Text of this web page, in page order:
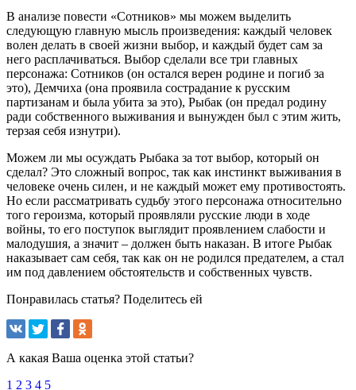
В анализе повести «Сотников» мы можем выделить
следующую главную мысль произведения: каждый человек
волен делать в своей жизни выбор, и каждый будет сам за
него расплачиваться. Выбор сделали все три главных
персонажа: Сотников (он остался верен родине и погиб за
это), Демчиха (она проявила сострадание к русским
партизанам и была убита за это), Рыбак (он предал родину
ради собственного выживания и вынужден был с этим жить,
терзая себя изнутри).
Можем ли мы осуждать Рыбака за тот выбор, который он
сделал? Это сложный вопрос, так как инстинкт выживания в
человеке очень силен, и не каждый может ему противостоять.
Но если рассматривать судьбу этого персонажа относительно
того героизма, который проявляли русские люди в ходе
войны, то его поступок выглядит проявлением слабости и
малодушия, а значит – должен быть наказан. В итоге Рыбак
наказывает сам себя, так как он не родился предателем, а стал
им под давлением обстоятельств и собственных чувств.
Понравилась статья? Поделитесь ей
А какая Ваша оценка этой статьи?
1 2 3 4 5